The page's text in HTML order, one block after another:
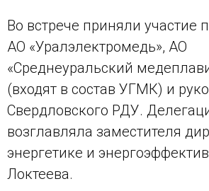
Во встрече приняли участие
АО «Уралэлектромедь», АО
«Среднеуральский
(входят в состав УГМК) и
Свердловского РДУ.
возглавляла заместителя
энергетике и
Локтеева.